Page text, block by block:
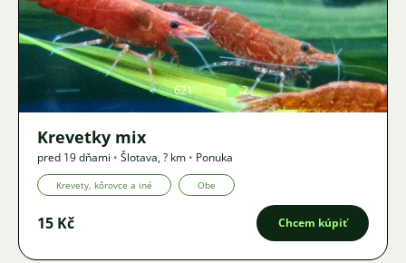
Obrázok
621 2
Krevetky mix
pred 19 dňami • Šlotava,? km • Ponuka
Krevety, kôrovce a iné Obe
15 Kč Chcem kúpiť